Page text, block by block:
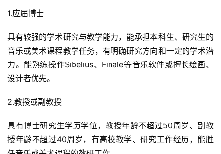
1.应届博士
具有较强的学术研究与教学能力，能承担本科生、研究生的
音乐或美术课程教学任务，有明确研究方向和一定的学术潜
力。能熟练操作Sibelius、Finale等音乐软件或擅长绘画、
设计者优先。
2.教授或副教授
具有博士研究生学历学位，教授年龄不超过50周岁、副教
授年龄不超过40周岁，有高校教学、研究工作经历，能胜